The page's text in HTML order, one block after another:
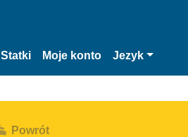
Statki Moje konto Jezyk
Powrót